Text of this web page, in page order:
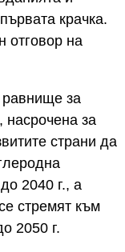
крачка.
отговор на
равнище за
насрочена за
страни да
2040 г., а
стремят към
2050 г.